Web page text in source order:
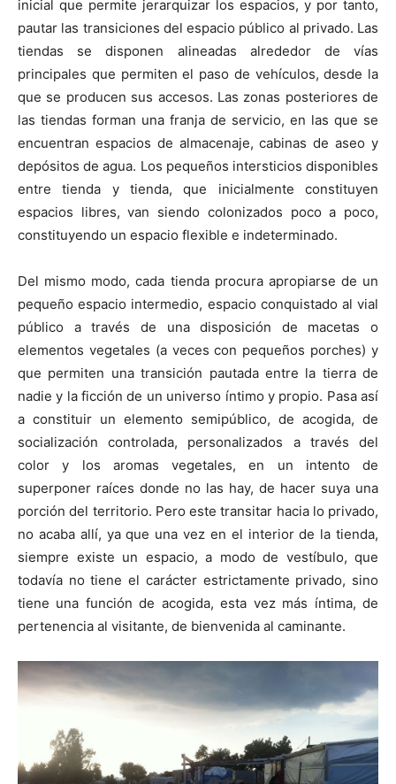
inicial que permite jerarquizar los espacios, y por tanto,
pautar las transiciones del espacio público al privado. Las
tiendas se disponen alineadas alrededor de vías
principales que permiten el paso de vehículos, desde la
que se producen sus accesos. Las zonas posteriores de
las tiendas forman una franja de servicio, en las que se
encuentran espacios de almacenaje, cabinas de aseo y
depósitos de agua. Los pequeños intersticios disponibles
entre tienda y tienda, que inicialmente constituyen
espacios libres, van siendo colonizados poco a poco,
constituyendo un espacio flexible e indeterminado.
Del mismo modo, cada tienda procura apropiarse de un
pequeño espacio intermedio, espacio conquistado al vial
público a través de una disposición de macetas o
elementos vegetales (a veces con pequeños porches) y
que permiten una transición pautada entre la tierra de
nadie y la ficción de un universo íntimo y propio. Pasa así
a constituir un elemento semipúblico, de acogida, de
socialización controlada, personalizados a través del
color y los aromas vegetales, en un intento de
superponer raíces donde no las hay, de hacer suya una
porción del territorio. Pero este transitar hacia lo privado,
no acaba allí, ya que una vez en el interior de la tienda,
siempre existe un espacio, a modo de vestíbulo, que
todavía no tiene el carácter estrictamente privado, sino
tiene una función de acogida, esta vez más íntima, de
pertenencia al visitante, de bienvenida al caminante.